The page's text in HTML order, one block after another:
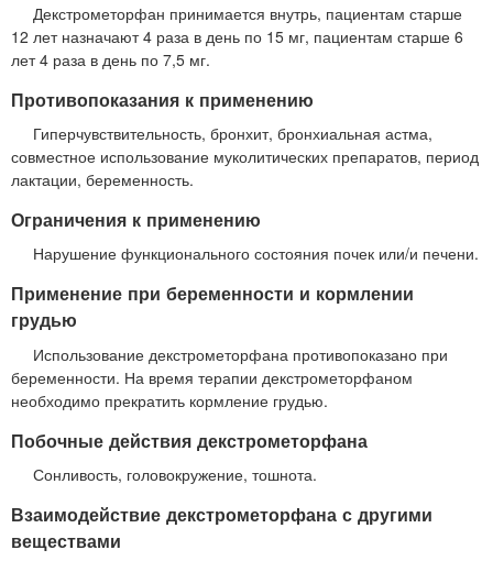
Декстрометорфан принимается внутрь, пациентам старше
12 лет назначают 4 раза в день по 15 мг, пациентам старше 6
лет 4 раза в день по 7,5 мг.
Противопоказания к применению
Гиперчувствительность, бронхит, бронхиальная астма,
совместное использование муколитических препаратов, период
лактации, беременность.
Ограничения к применению
Нарушение функционального состояния почек или/и печени.
Применение при беременности и кормлении
грудью
Использование декстрометорфана противопоказано при
беременности. На время терапии декстрометорфаном
необходимо прекратить кормление грудью.
Побочные действия декстрометорфана
Сонливость, головокружение, тошнота.
Взаимодействие декстрометорфана с другими
веществами